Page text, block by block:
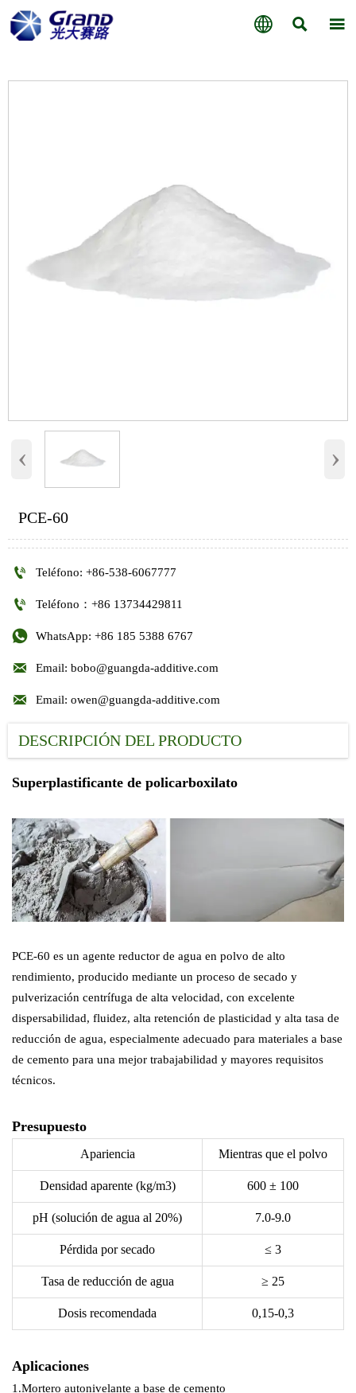
  
‹ ›
PCE-60
 Teléfono: +86-538-6067777
 Teléfono：+86 13734429811
 WhatsApp: +86 185 5388 6767
 Email: bobo@guangda-additive.com
 Email: owen@guangda-additive.com
DESCRIPCIÓN DEL PRODUCTO
Superplastificante de policarboxilato
PCE-60 es un agente reductor de agua en polvo de alto
rendimiento, producido mediante un proceso de secado y
pulverización centrífuga de alta velocidad, con excelente
dispersabilidad, fluidez, alta retención de plasticidad y alta tasa de
reducción de agua, especialmente adecuado para materiales a base
de cemento para una mejor trabajabilidad y mayores requisitos
técnicos.
Presupuesto
Apariencia Mientras que el polvo
Densidad aparente (kg/m3) 600 ± 100
pH (solución de agua al 20%) 7.0-9.0
Pérdida por secado ≤ 3
Tasa de reducción de agua ≥ 25
Dosis recomendada 0,15-0,3
Aplicaciones
1.Mortero autonivelante a base de cemento